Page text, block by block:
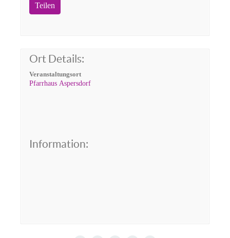
Teilen
Ort Details:
Veranstaltungsort
Pfarrhaus Aspersdorf
Information: